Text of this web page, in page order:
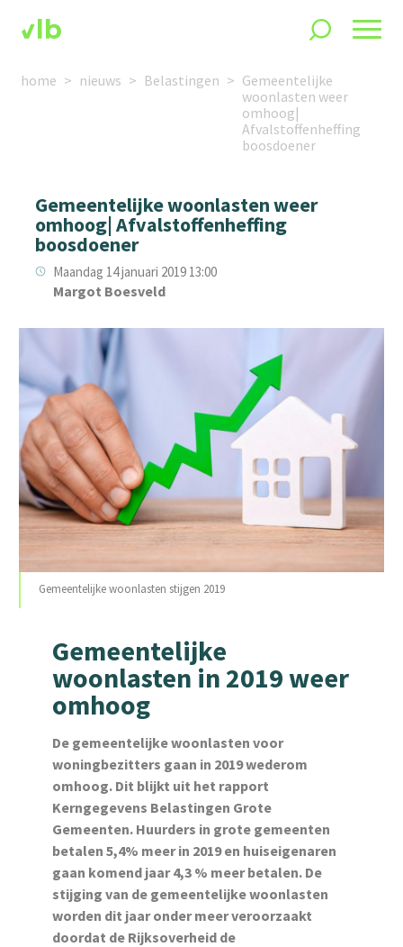
home nieuws Belastingen
Gemeentelijke
woonlasten weer
omhoog|
Afvalstoffenheffing
boosdoener
Gemeentelijke woonlasten weer
omhoog| Afvalstoffenheffing
boosdoener
Maandag 14 januari 2019 13:00
Margot Boesveld
Gemeentelijke woonlasten stijgen 2019
Gemeentelijke
woonlasten in 2019 weer
omhoog
De gemeentelijke woonlasten voor
woningbezitters gaan in 2019 wederom
omhoog. Dit blijkt uit het rapport
Kerngegevens Belastingen Grote
Gemeenten. Huurders in grote gemeenten
betalen 5,4% meer in 2019 en huiseigenaren
gaan komend jaar 4,3 % meer betalen. De
stijging van de gemeentelijke woonlasten
worden dit jaar onder meer veroorzaakt
doordat de Rijksoverheid de